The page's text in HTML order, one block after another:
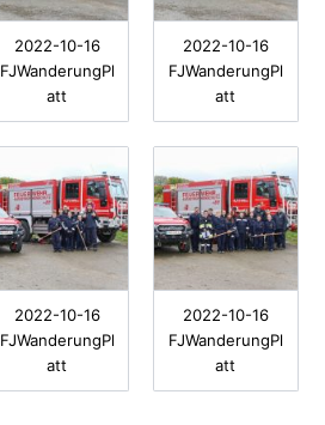
2022-10-16
FJWanderungPl
att
2022-10-16
FJWanderungPl
att
2022-10-16
FJWanderungPl
att
2022-10-16
FJWanderungPl
att